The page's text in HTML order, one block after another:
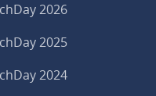
2026
2025
2024